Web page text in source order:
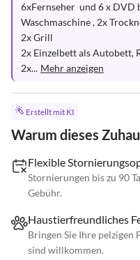
6xFernseher  und 6 x DVD
Waschmaschine , 2x
2x Grill
2x Einzelbett als Autobett,
2x... Mehr anzeigen
Erstellt mit KI
Warum dieses
Flexible
Stornierungen bis zu 90
Gebühr.
Haustierfreundliches
Bringen Sie Ihre
sind willkommen.